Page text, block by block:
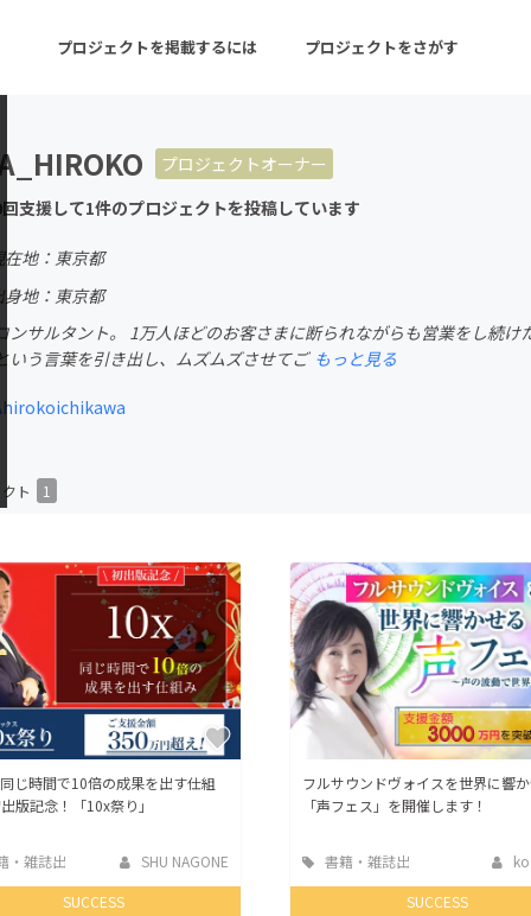
プロジェクトを掲載するには プロジェクトをさがす
ーン 注目の新着プロジェクト 募集終了が近いプロ
音楽
ゲーム・サービス開発
フード・飲食店
CAMPFIRE for Social Good
CAMPFIRE Creation
CAMPFIREふるさと納税
machi-ya コミュニティ
プロジェクトオーナー
支援して1件のプロジェクトを投稿しています
在地：東京都
身地：東京都
ンサルタント。 1万人ほどのお客さまに断られながらも営業をし続
いう言葉を引き出し、ムズムズさせてご もっと見る
ト 1
じ時間で10倍の成果を出す仕組
版記念！「10x祭り」
・雑誌出
SHU NAGONE
SUCCESS
フルサウンドヴォイスを世界に響
「声フェス」を開催します！
書籍・雑誌出
版
SUCCESS